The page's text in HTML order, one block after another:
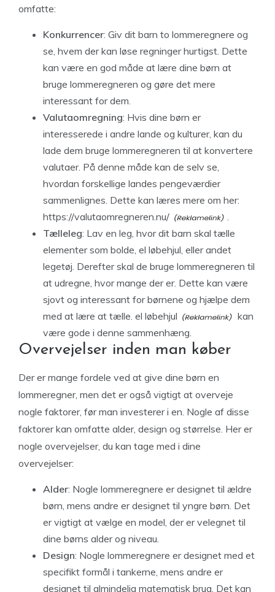
omfatte:
Konkurrencer: Giv dit barn to lommeregnere og
se, hvem der kan løse regninger hurtigst. Dette
kan være en god måde at lære dine børn at
bruge lommeregneren og gøre det mere
interessant for dem.
Valutaomregning: Hvis dine børn er
interesserede i andre lande og kulturer, kan du
lade dem bruge lommeregneren til at konvertere
valutaer. På denne måde kan de selv se,
hvordan forskellige landes pengeværdier
sammenlignes. Dette kan læres mere om her:
https://valutaomregneren.nu/
.
Tælleleg: Lav en leg, hvor dit barn skal tælle
elementer som bolde, el løbehjul, eller andet
legetøj. Derefter skal de bruge lommeregneren til
at udregne, hvor mange der er. Dette kan være
sjovt og interessant for børnene og hjælpe dem
med at lære at tælle. el løbehjul
kan
være gode i denne sammenhæng.
Overvejelser inden man køber
Der er mange fordele ved at give dine børn en
lommeregner, men det er også vigtigt at overveje
nogle faktorer, før man investerer i en. Nogle af disse
faktorer kan omfatte alder, design og størrelse. Her er
nogle overvejelser, du kan tage med i dine
overvejelser:
Alder: Nogle lommeregnere er designet til ældre
børn, mens andre er designet til yngre børn. Det
er vigtigt at vælge en model, der er velegnet til
dine børns alder og niveau.
Design: Nogle lommeregnere er designet med et
specifikt formål i tankerne, mens andre er
designet til almindelig matematisk brug. Det kan